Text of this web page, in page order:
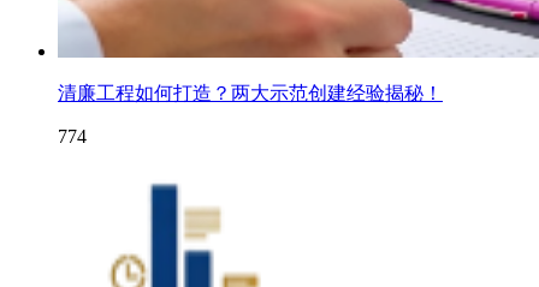
清廉工程如何打造？两大示范创建经验揭秘！
774